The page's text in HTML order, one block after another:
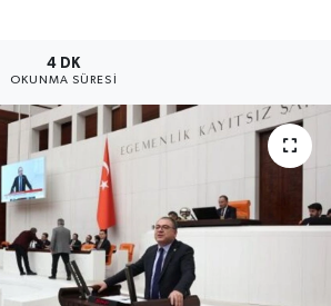
4 DK
OKUNMA SÜRESI